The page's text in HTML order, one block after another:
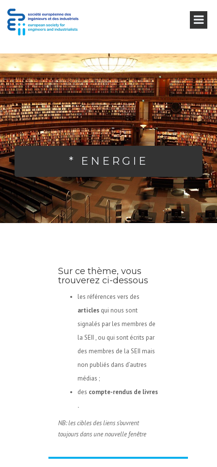
* ENERGIE
Sur ce thème, vous
trouverez ci-dessous
les références vers des
articles qui nous sont
signalés par les membres de
la SEII , ou qui sont écrits par
des membres de la SEII mais
non publiés dans d’autres
médias ;
des compte-rendus de livres
.
NB: les cibles des liens s’ouvrent
toujours dans une nouvelle fenêtre